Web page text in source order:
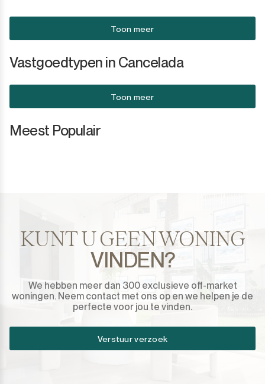
Valle Romano
Castellar de la Frontera
Jimena de la Frontera
Tarifa
Toon meer
Vastgoedtypen in Cancelada
Toon meer
Meest Populair
KUNT U GEEN WONING
VINDEN?
We hebben meer dan 300 exclusieve off-market
woningen. Neem contact met ons op en we helpen je de
perfecte voor jou te vinden.
Verstuur verzoek